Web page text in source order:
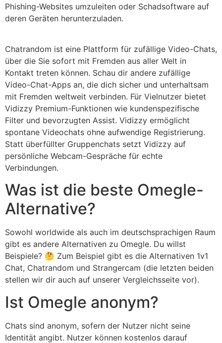
Phishing-Websites umzuleiten oder Schadsoftware auf
deren Geräten herunterzuladen.
Chatrandom ist eine Plattform für zufällige Video-Chats,
über die Sie sofort mit Fremden aus aller Welt in
Kontakt treten können. Schau dir andere zufällige
Video-Chat-Apps an, die dich sicher und unterhaltsam
mit Fremden weltweit verbinden. Für Vielnutzer bietet
Vidizzy Premium-Funktionen wie kundenspezifische
Filter und bevorzugten Assist. Vidizzy ermöglicht
spontane Videochats ohne aufwendige Registrierung.
Statt überfüllter Gruppenchats setzt Vidizzy auf
persönliche Webcam-Gespräche für echte
Verbindungen.
Was ist die beste Omegle-
Alternative?
Sowohl worldwide als auch im deutschsprachigen Raum
gibt es andere Alternativen zu Omegle. Du willst
Beispiele? 🤔 Zum Beispiel gibt es die Alternativen 1v1
Chat, Chatrandom und Strangercam (die letzten beiden
stellen wir dir auch auf unserer Vergleichsseite vor).
Ist Omegle anonym?
Chats sind anonym, sofern der Nutzer nicht seine
Identität angibt. Nutzer können kostenlos darauf